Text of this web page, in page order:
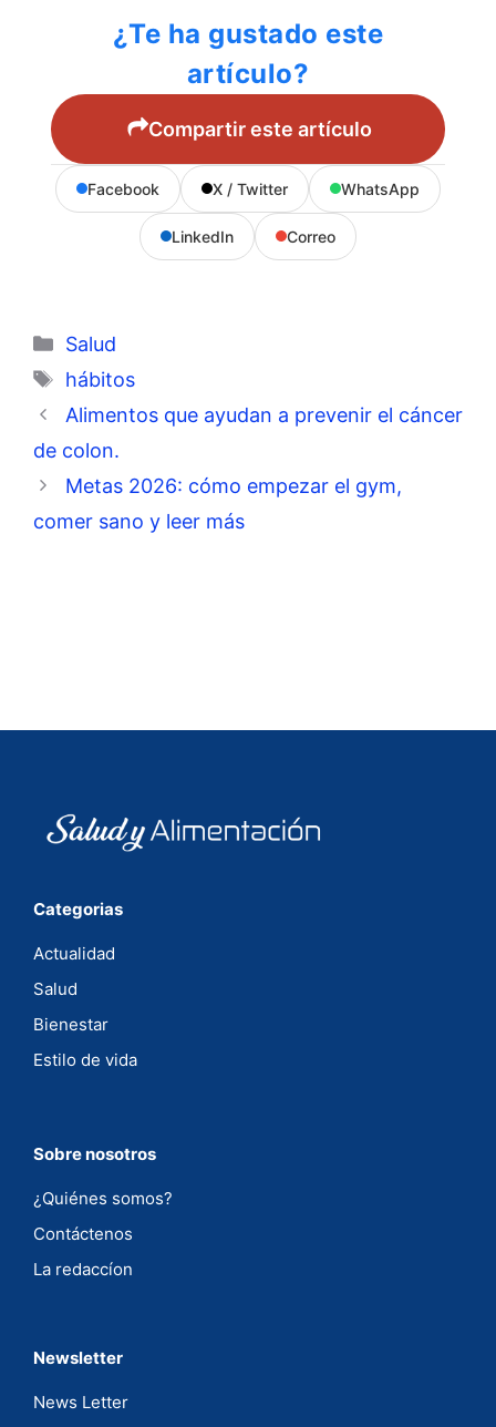
¿Te ha gustado este
artículo?
Compartir este artículo
Facebook X / Twitter WhatsApp
LinkedIn Correo
Categorías
Salud
Etiquetas
hábitos
Alimentos que ayudan a prevenir el cáncer
de colon.
Metas 2026: cómo empezar el gym,
comer sano y leer más
Categorias
Actualidad
Salud
Bienestar
Estilo de vida
Sobre nosotros
¿Quiénes somos?
Contáctenos
La redaccíon
Newsletter
News Letter